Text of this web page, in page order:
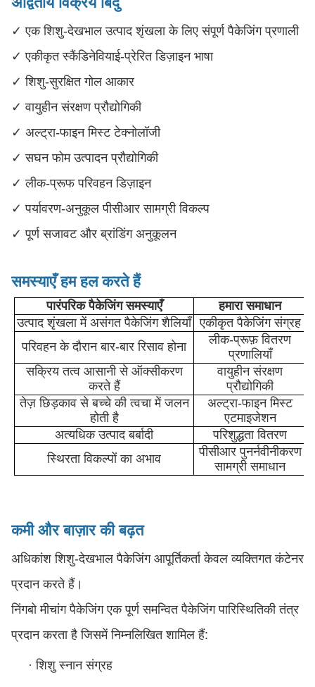
✓ एक शिशु-देखभाल उत्पाद शृंखला के लिए संपूर्ण पैकेजिंग प्रणाली
✓ एकीकृत स्कैंडिनेवियाई-प्रेरित डिज़ाइन भाषा
✓ शिशु-सुरक्षित गोल आकार
✓ वायुहीन संरक्षण प्रौद्योगिकी
✓ अल्ट्रा-फाइन मिस्ट टेक्नोलॉजी
✓ सघन फोम उत्पादन प्रौद्योगिकी
✓ लीक-प्रूफ परिवहन डिज़ाइन
✓ पर्यावरण-अनुकूल पीसीआर सामग्री विकल्प
✓ पूर्ण सजावट और ब्रांडिंग अनुकूलन
समस्याएँ हम हल करते हैं
पारंपरिक पैकेजिंग समस्याएँ
हमारा समाधान
उत्पाद शृंखला में असंगत पैकेजिंग शैलियाँ एकीकृत पैकेजिंग संग्रह
परिवहन के दौरान बार-बार रिसाव होना
लीक-प्रूफ़ वितरण
प्रणालियाँ
सक्रिय तत्व आसानी से ऑक्सीकरण
करते हैं
वायुहीन संरक्षण
प्रौद्योगिकी
तेज़ छिड़काव से बच्चे की त्वचा में जलन
होती है
अल्ट्रा-फाइन मिस्ट
एटमाइजेशन
अत्यधिक उत्पाद बर्बादी
परिशुद्धता वितरण
स्थिरता विकल्पों का अभाव
पीसीआर पुनर्नवीनीकरण
सामग्री समाधान
कमी और बाज़ार की बढ़त
अधिकांश शिशु-देखभाल पैकेजिंग आपूर्तिकर्ता केवल व्यक्तिगत कंटेनर
प्रदान करते हैं।
निंगबो मीचांग पैकेजिंग एक पूर्ण समन्वित पैकेजिंग पारिस्थितिकी तंत्र
प्रदान करता है जिसमें निम्नलिखित शामिल हैं:
· शिशु स्नान संग्रह